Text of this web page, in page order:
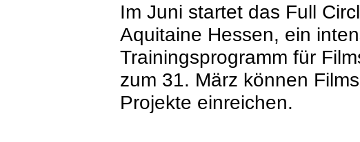
Im Juni startet das Full
Aquitaine Hessen, ein
Trainingsprogramm für
zum 31. März können
Projekte einreichen.